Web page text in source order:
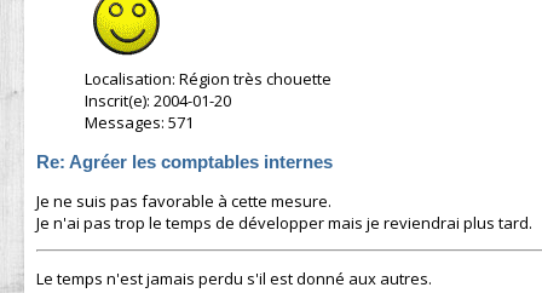
Localisation: Région très chouette
Inscrit(e): 2004-01-20
Messages: 571
Re: Agréer les comptables internes
Je ne suis pas favorable à cette mesure.
Je n'ai pas trop le temps de développer mais je reviendrai plus tard.
Le temps n'est jamais perdu s'il est donné aux autres.